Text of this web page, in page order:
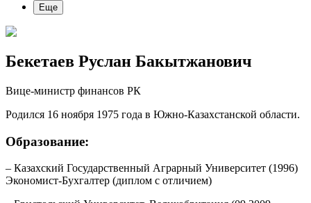
Еще
Бекетаев Руслан Бакытжанович
Вице-министр финансов РК
Родился 16 ноября 1975 года в Южно-Казахстанской области.
Образование:
– Казахский Государственный Аграрный Университет (1996)
Экономист-Бухгалтер (диплом с отличием)